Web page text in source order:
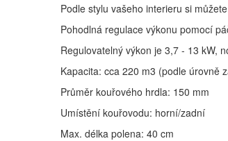
Podle stylu vašeho interieru si
Pohodlná regulace výkonu pomocí
Regulovatelný výkon je 3,7 - 13 kW,
Kapacita: cca 220 m3 (podle úrovně
Průměr kouřového hrdla: 150 mm
Umístění kouřovodu: horní/zadní
Max. délka polena: 40 cm